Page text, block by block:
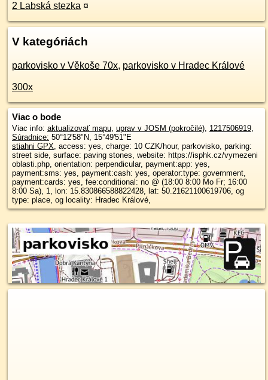
2 Labská stezka ¤
V kategóriách
parkovisko v Věkoše 70x, parkovisko v Hradec Králové
300x
Viac o bode
Viac info: aktualizovať mapu, uprav v JOSM (pokročilé), 1217506919,
Súradnice: 50°12'58"N, 15°49'51"E
stiahni GPX, access: yes, charge: 10 CZK/hour, parkovisko, parking:
street side, surface: paving stones, website: https://isphk.cz/vymezeni
oblasti.php, orientation: perpendicular, payment:app: yes,
payment:sms: yes, payment:cash: yes, operator:type: government,
payment:cards: yes, fee:conditional: no @ (18:00 8:00 Mo Fr; 16:00
8:00 Sa), 1, lon: 15.830866588822428, lat: 50.21621100619706, og
type: place, og locality: Hradec Králové,